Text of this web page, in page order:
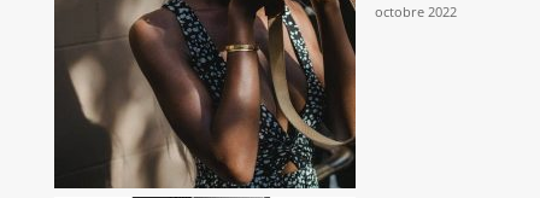
octobre 2022